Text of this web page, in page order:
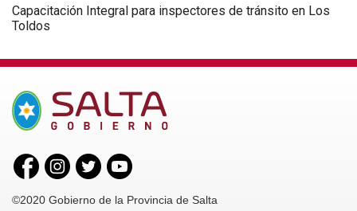
Capacitación Integral para inspectores de tránsito en Los
Toldos
©2020 Gobierno de la Provincia de Salta